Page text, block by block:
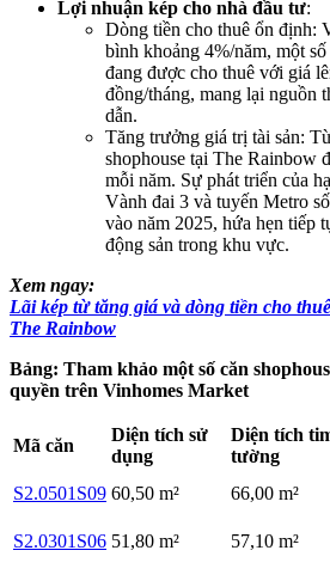
Lợi nhuận kép cho nhà đầu tư:
Dòng tiền cho thuê ổn định:
bình khoảng 4%/năm, một
đang được cho thuê với giá
đồng/tháng, mang lại nguồn
dẫn.
Tăng trưởng giá trị tài sản:
shophouse tại The Rainbow
mỗi năm. Sự phát triển của
Vành đai 3 và tuyến Metro
vào năm 2025, hứa hẹn tiếp
động sản trong khu vực.
Xem ngay:
Lãi kép từ tăng giá và dòng tiền cho
The Rainbow
Bảng: Tham khảo một số căn
quyền trên Vinhomes Market
Mã căn
Diện tích sử
dụng
Diện tích
tường
S2.0501S09 60,50 m² 66,00 m²
S2.0301S06 51,80 m² 57,10 m²